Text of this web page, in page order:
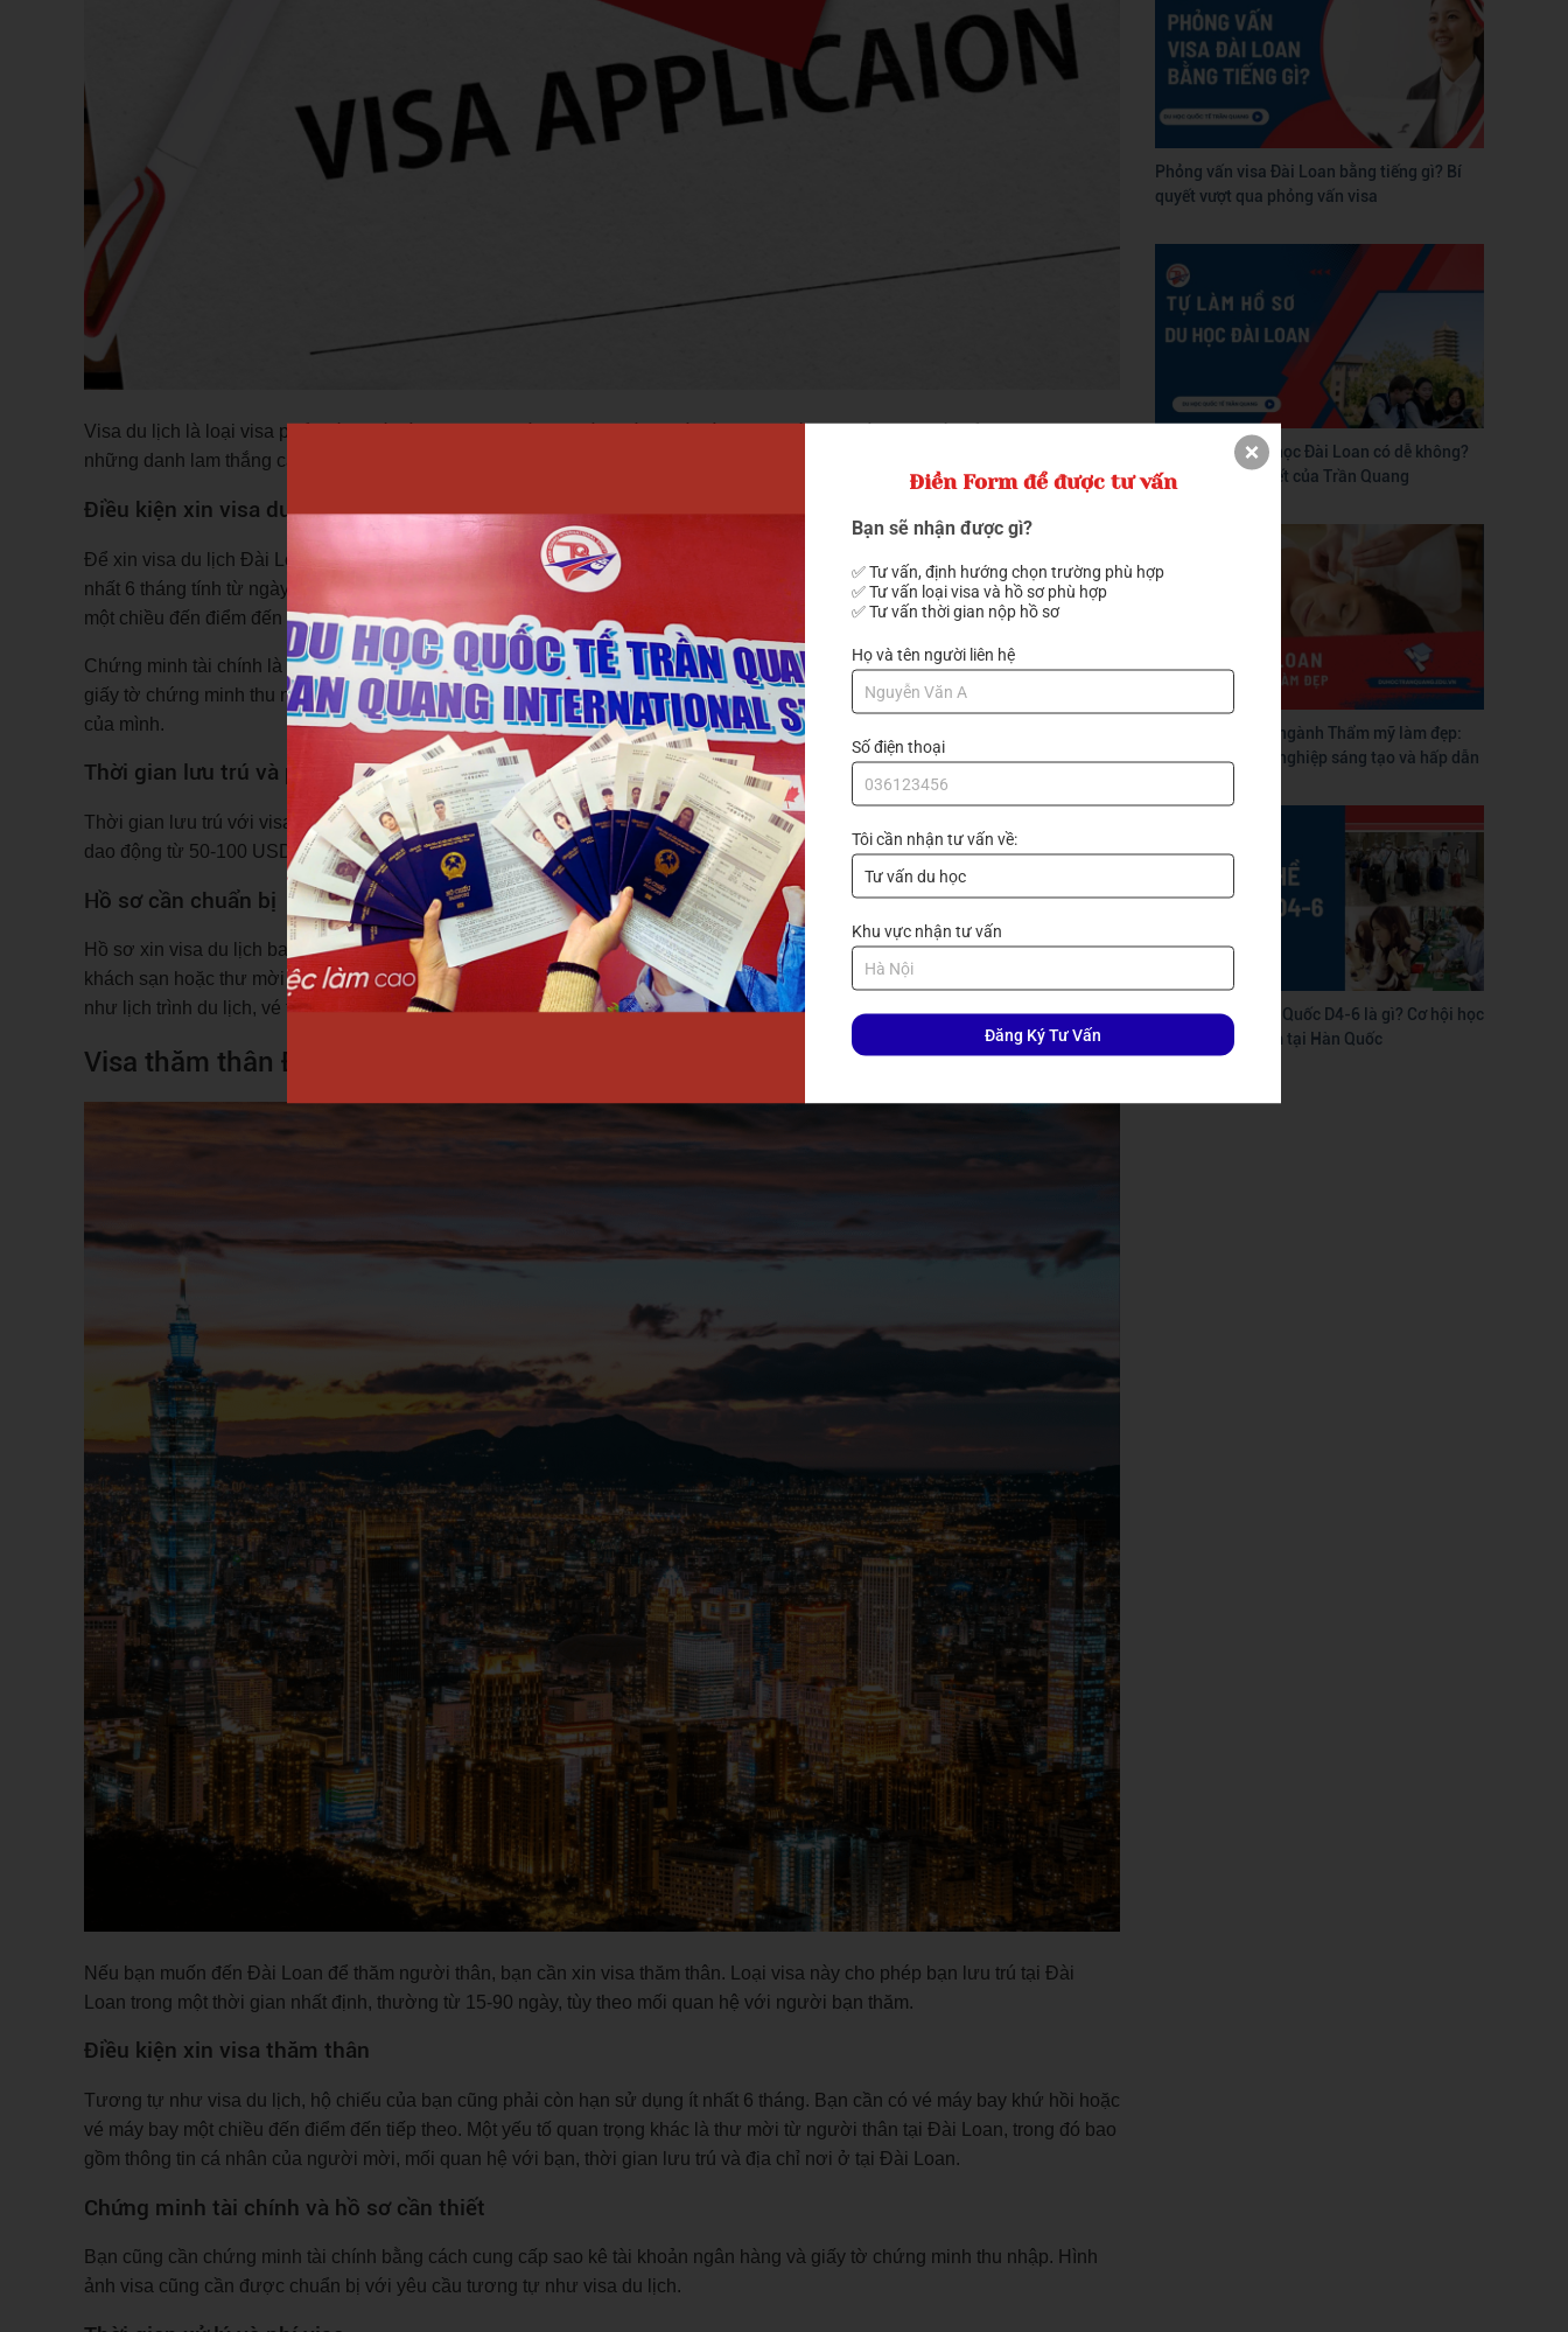
Visa du lịch là loại visa phổ biến nhất dành cho du khách muốn khám phá Đài Loan. Với visa này, bạn có thể tham quan
những danh lam thắng cảnh nổi tiếng, thưởng thức ẩm thực đặc sắc và trải nghiệm văn hóa phong phú của đất nước này.
Điều kiện xin visa du lịch
Để xin visa du lịch Đài Loan, bạn cần chuẩn bị một số giấy tờ cần thiết. Trước tiên, hộ chiếu của bạn phải còn hạn sử dụng ít
nhất 6 tháng tính từ ngày dự kiến nhập cảnh vào Đài Loan. Ngoài ra, bạn cũng cần có vé máy bay khứ hồi hoặc vé máy bay
một chiều đến điểm đến tiếp theo.
Chứng minh tài chính là một yếu tố quan trọng trong hồ sơ xin visa du lịch. Bạn cần cung cấp sao kê tài khoản ngân hàng,
giấy tờ chứng minh thu nhập, bảo hiểm du lịch... để chứng minh rằng bạn có đủ khả năng tài chính để chi trả cho chuyến đi
của mình.
Thời gian lưu trú và phí visa
Thời gian lưu trú với visa du lịch thường dao động từ 14-30 ngày, tùy thuộc vào quốc tịch của bạn. Phí visa du lịch Đài Loan
dao động từ 50-100 USD, cũng tùy theo quốc tịch. Thời gian xử lý hồ sơ visa có thể từ 3-7 ngày làm việc.
Hồ sơ cần chuẩn bị
Hồ sơ xin visa du lịch bao gồm hình ảnh visa (2 ảnh 4x6 cm phông nền trắng, chụp không quá 6 tháng), xác nhận đặt phòng
khách sạn hoặc thư mời từ người thân, bạn bè tại Đài Loan. Bạn cũng nên chuẩn bị giấy tờ chứng minh mục đích chuyến đi
như lịch trình du lịch, vé tham quan, vé show diễn...
Visa thăm thân Đài Loan
Nếu bạn muốn đến Đài Loan để thăm người thân, bạn cần xin visa thăm thân. Loại visa này cho phép bạn lưu trú tại Đài
Loan trong một thời gian nhất định, thường từ 15-90 ngày, tùy theo mối quan hệ với người bạn thăm.
Điều kiện xin visa thăm thân
Tương tự như visa du lịch, hộ chiếu của bạn cũng phải còn hạn sử dụng ít nhất 6 tháng. Bạn cần có vé máy bay khứ hồi hoặc
vé máy bay một chiều đến điểm đến tiếp theo. Một yếu tố quan trọng khác là thư mời từ người thân tại Đài Loan, trong đó bao
gồm thông tin cá nhân của người mời, mối quan hệ với bạn, thời gian lưu trú và địa chỉ nơi ở tại Đài Loan.
Chứng minh tài chính và hồ sơ cần thiết
Bạn cũng cần chứng minh tài chính bằng cách cung cấp sao kê tài khoản ngân hàng và giấy tờ chứng minh thu nhập. Hình
ảnh visa cũng cần được chuẩn bị với yêu cầu tương tự như visa du lịch.
Phỏng vấn visa Đài Loan bằng tiếng gì? Bí
quyết vượt qua phỏng vấn visa
Tự làm hồ sơ du học Đài Loan có dễ không?
Hướng dẫn chi tiết của Trần Quang
Du học Đài Loan ngành Thẩm mỹ làm đẹp:
Con đường nghề nghiệp sáng tạo và hấp dẫn
Du học nghề Hàn Quốc D4-6 là gì? Cơ hội học
nhanh – làm sớm tại Hàn Quốc
Điền Form để được tư vấn
Bạn sẽ nhận được gì?
✅ Tư vấn, định hướng chọn trường phù hợp
✅ Tư vấn loại visa và hồ sơ phù hợp
✅ Tư vấn thời gian nộp hồ sơ
Họ và tên người liên hệ
Số điện thoại
Tôi cần nhận tư vấn về:
Khu vực nhận tư vấn
Đăng Ký Tư Vấn